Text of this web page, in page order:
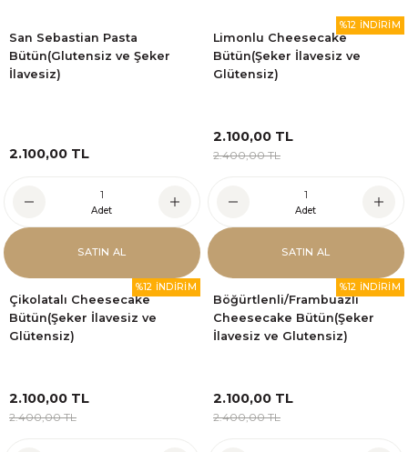
San Sebastian Pasta
Bütün(Glutensiz ve Şeker
İlavesiz)
2.100,00 TL
Adet
SATIN AL
%12 İNDİRİM
Limonlu Cheesecake
Bütün(Şeker İlavesiz ve
Glütensiz)
2.100,00 TL
2.400,00 TL
Adet
SATIN AL
%12 İNDİRİM
Çikolatalı Cheesecake
Bütün(Şeker İlavesiz ve
Glütensiz)
2.100,00 TL
2.400,00 TL
%12 İNDİRİM
Böğürtlenli/Frambuazlı
Cheesecake Bütün(Şeker
İlavesiz ve Glutensiz)
2.100,00 TL
2.400,00 TL